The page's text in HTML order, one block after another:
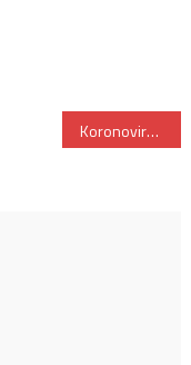
Koronovirüs Salgınında LGS 2020’ye Hazırlanmak